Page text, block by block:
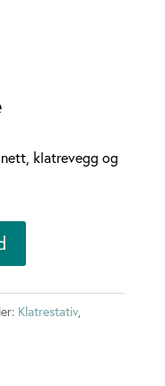
klatrevegg og
Klatrestativ,